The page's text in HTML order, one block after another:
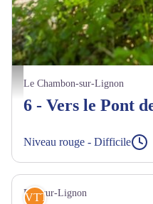
Explorer les sentiers boisés - Luc Olivier
Le Chambon-sur-Lignon
6 - Vers le Pont
Niveau rouge - Difficile
VTT
Fay-sur-Lignon